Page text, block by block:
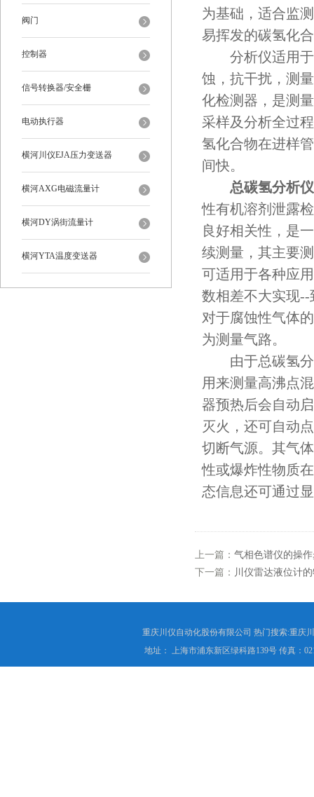
阀门
控制器
信号转换器/安全栅
电动执行器
横河川仪EJA压力变送器
横河AXG电磁流量计
横河DY涡街流量计
横河YTA温度变送器
为基础，适合监
易挥发的碳氢化
分析仪适用于
蚀，抗干扰，测
化检测器，是测
采样及分析全过
氢化合物在进样
间快。
总碳氢分析仪
性有机溶剂泄露
良好相关性，是
续测量，其主要
可适用于各种应
数相差不大实现
对于腐蚀性气体
为测量气路。
由于总碳氢分
用来测量高沸点
器预热后会自动
灭火，还可自动
切断气源。其气
性或爆炸性物质
态信息还可通过
上一篇： 气相色谱仪的操
下一篇： 川仪雷达液位计
重庆川仪自动化股份有限公司 热门搜索:重庆
地址： 上海市浦东新区绿科路139号 传真：